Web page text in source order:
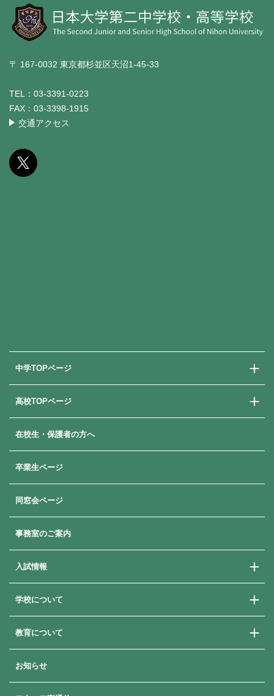
〒 167-0032 東京都杉並区天沼1-45-33
TEL： 03-3391-0223
FAX： 03-3398-1915
交通アクセス
中学TOPページ
中学校での学び
高校TOPページ
高校での学び
在校生・保護者の方へ
卒業生ページ
同窓会ページ
事務室のご案内
入試情報
学校説明会
よくある質問
学校について
ご挨拶
歴史と沿革
教育について
進路指導
お知らせ